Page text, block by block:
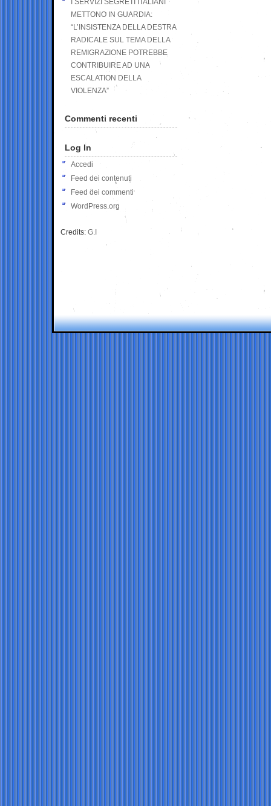
I SERVIZI SEGRETI ITALIANI
METTONO IN GUARDIA:
“L’INSISTENZA DELLA DESTRA
RADICALE SUL TEMA DELLA
REMIGRAZIONE POTREBBE
CONTRIBUIRE AD UNA
ESCALATION DELLA
VIOLENZA”
Commenti recenti
Log In
Accedi
Feed dei contenuti
Feed dei commenti
WordPress.org
Credits: G.I